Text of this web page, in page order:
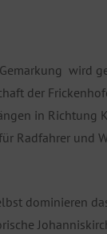
wird
der
in Richtung
Radfahrer und
dominieren